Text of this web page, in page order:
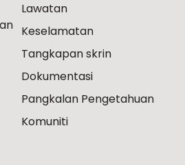
Lawatan
Keselamatan
Tangkapan skrin
Dokumentasi
Pangkalan Pengetahuan
Komuniti